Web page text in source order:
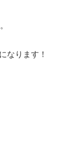
なります！